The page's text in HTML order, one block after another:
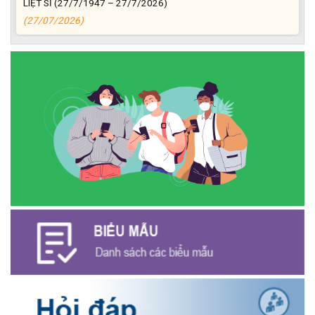
(27/07/2026)
ĐỒNG CHÍ PHAN XUÂN LỰC - CHỦ TỊCH UBND XÃ CƯ M’GAR
Phát biểu bế mạc Hội nghị Trung ương 3, khóa XIV của Tổng Bí
thư, Chủ tịch nước Tô Lâm
(26/07/2026)
VAY KÝ QUỸ ĐỐI VỚI NGƯỜI LAO ĐỘNG ĐI LÀM VIỆC TẠI HÀN
(24/07/2026)
OCOP TỈNH KHÁNH HÒA NĂM 2026